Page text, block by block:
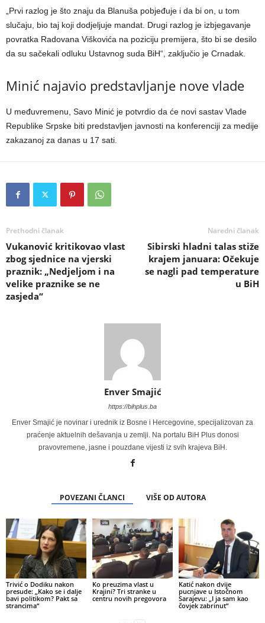
„Prvi razlog je što znaju da Blanuša pobjeđuje i da bi on, u tom
slučaju, bio taj koji dodjeljuje mandat. Drugi razlog je izbjegavanje
povratka Radovana Viškovića na poziciju premijera, što bi se desilo
da su sačekali odluku Ustavnog suda BiH“, zaključio je Crnadak.
Minić najavio predstavljanje nove vlade
U međuvremenu, Savo Minić je potvrdio da će novi sastav Vlade
Republike Srpske biti predstavljen javnosti na konferenciji za medije
zakazanoj za danas u 17 sati.
Prethodni članak
Vukanović kritikovao vlast
zbog sjednice na vjerski
praznik: „Nedjeljom i na
velike praznike se ne
zasjeda“
Naredni članak
Sibirski hladni talas stiže
krajem januara: Očekuje
se nagli pad temperature
u BiH
Enver Smajić
https://bihplus.ba
Enver Smajić je novinar i urednik iz Bosne i Hercegovine, specijalizovan za
praćenje aktuelnih dešavanja u zemlji. Na portalu BiH Plus donosi
pravovremene, jasne i pouzdane vijesti iz svih krajeva BiH.
POVEZANI ČLANCI VIŠE OD AUTORA
Trivić o Dodiku nakon
presude: „Kako se i dalje
bavi politikom? Pakt sa
strancima“
Ko preuzima vlast u
Krajini? Tri stranke u
centru novih pregovora
Katić nakon dvije
pucnjave u Istočnom
Sarajevu: „I ja sam kao
čovjek zabrinut“